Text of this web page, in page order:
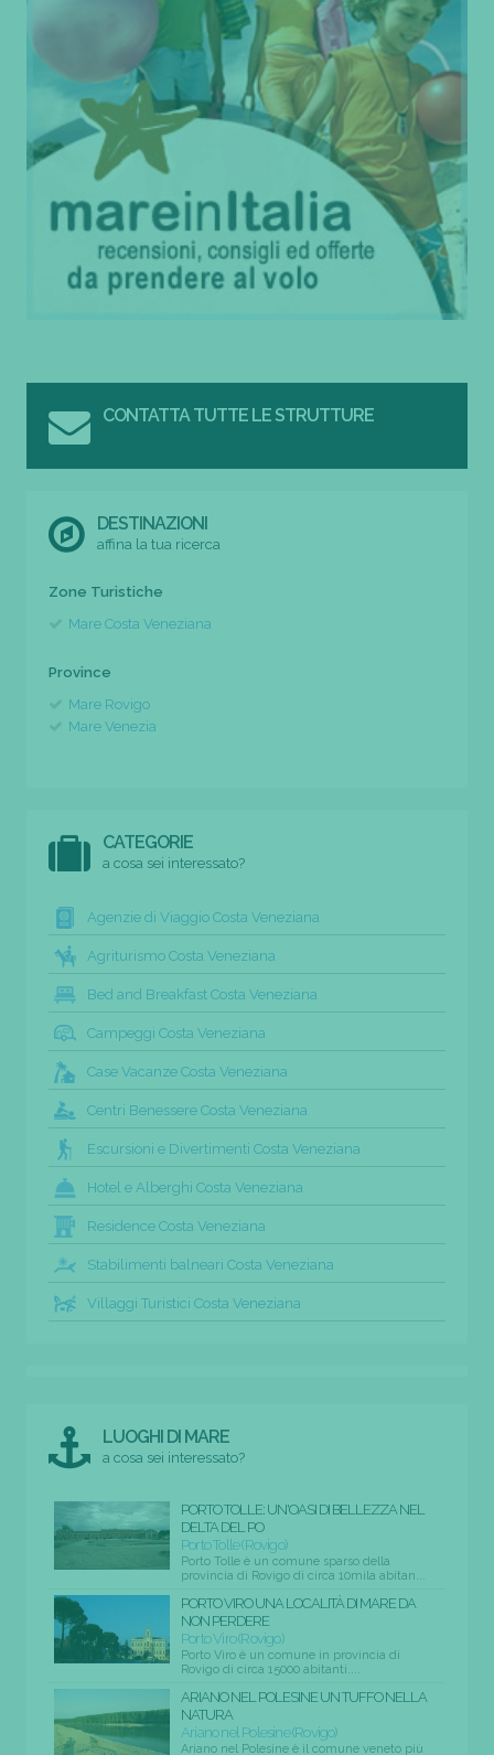
CONTATTA TUTTE LE STRUTTURE
DESTINAZIONI
affina la tua ricerca
Zone Turistiche
Mare Costa Veneziana
Province
Mare Rovigo
Mare Venezia
CATEGORIE
a cosa sei interessato?
Agenzie di Viaggio Costa Veneziana
Agriturismo Costa Veneziana
Bed and Breakfast Costa Veneziana
Campeggi Costa Veneziana
Case Vacanze Costa Veneziana
Centri Benessere Costa Veneziana
Escursioni e Divertimenti Costa Veneziana
Hotel e Alberghi Costa Veneziana
Residence Costa Veneziana
Stabilimenti balneari Costa Veneziana
Villaggi Turistici Costa Veneziana
LUOGHI DI MARE
a cosa sei interessato?
PORTO TOLLE: UN'OASI DI BELLEZZA NEL
DELTA DEL PO
Porto Tolle (Rovigo)
Porto Tolle è un comune sparso della
provincia di Rovigo di circa 10mila abitan...
PORTO VIRO UNA LOCALITÀ DI MARE DA
NON PERDERE
Porto Viro (Rovigo)
Porto Viro è un comune in provincia di
Rovigo di circa 15000 abitanti....
ARIANO NEL POLESINE UN TUFFO NELLA
NATURA
Ariano nel Polesine (Rovigo)
Ariano nel Polesine è il comune veneto più